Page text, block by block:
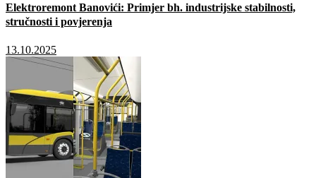
Elektroremont Banovići: Primjer bh. industrijske stabilnosti,
stručnosti i povjerenja
13.10.2025